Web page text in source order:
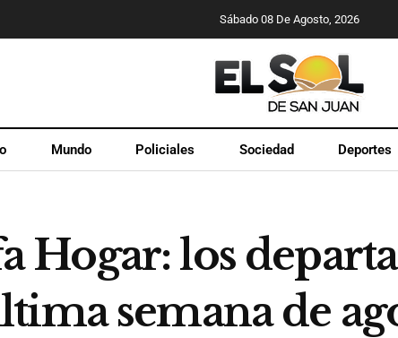
Sábado 08 De Agosto, 2026
Mundo Policiales Sociedad Deportes
Hogar: los
semana de